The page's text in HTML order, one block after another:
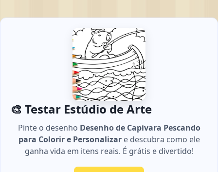
🎨 Testar Estúdio de Arte
Pinte o desenho Desenho de Capivara Pescando
para Colorir e Personalizare descubra como ele
ganha vida em itens reais. É grátis e divertido!